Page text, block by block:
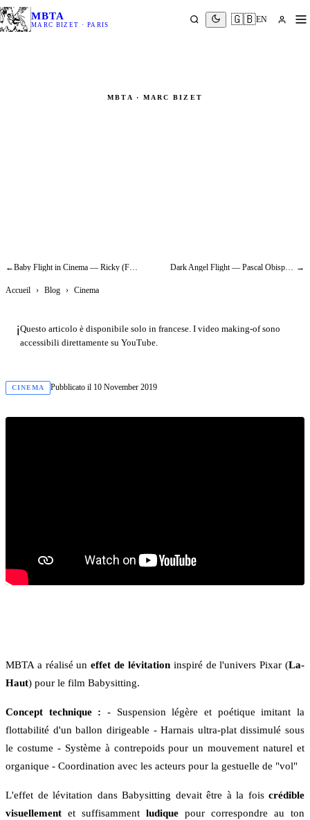
MBTA
MARC BIZET · PARIS 🇬🇧EN
MBTA · MARC BIZET
← Dark Angel Flight — Pascal Obispo Fan Tour: Concert Rigging →
Accueil › Blog › Cinema
ℹ️Questo articolo è disponibile solo in francese. I video making-of sono
accessibili direttamente su YouTube.
CINEMA Pubblicato il 10 November 2019
MBTA a réalisé uneffet de lévitationinspiré de l'univers Pixar (La-
Haut) pour le film Babysitting.
Concept technique : - Suspension légère et poétique imitant la
flottabilité d'un ballon dirigeable - Harnais ultra-plat dissimulé sous
le costume - Système à contrepoids pour un mouvement naturel et
organique - Coordination avec les acteurs pour la gestuelle de "vol"
L'effet de lévitation dans Babysitting devait être à la fois crédible
visuellement et suffisamment ludique pour correspondre au ton